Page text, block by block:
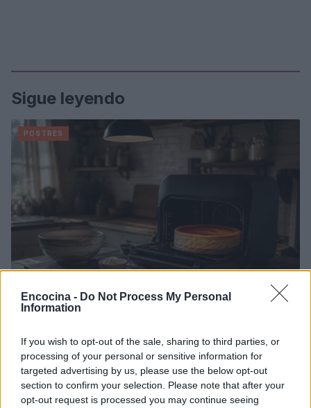
Encocina - Do Not Process My Personal
Information
If you wish to opt-out of the sale, sharing to third parties, or
processing of your personal or sensitive information for
targeted advertising by us, please use the below opt-out
section to confirm your selection. Please note that after your
opt-out request is processed you may continue seeing
Sigue leyendo
POSTRES
perfecta: guía definitiva
Diego Romero · 7 Ago 2026
RECETAS